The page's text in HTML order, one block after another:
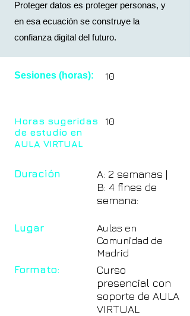
Proteger datos es proteger personas, y
en esa ecuación se construye la
confianza digital del futuro.
Sesiones (horas): 10
Horas sugeridas
de estudio en
AULA VIRTUAL
10
Duración
A: 2 semanas |
B: 4 fines de
semana:
Lugar
Aulas en
Comunidad de
Madrid
Formato:
Curso
presencial con
soporte de AULA
VIRTUAL